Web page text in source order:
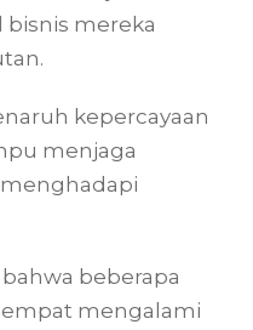
mereka
kepercayaan
menjaga
beberapa
mengalami